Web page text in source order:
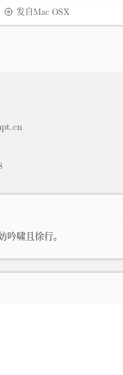
发自Mac OSX
吟啸且徐行。